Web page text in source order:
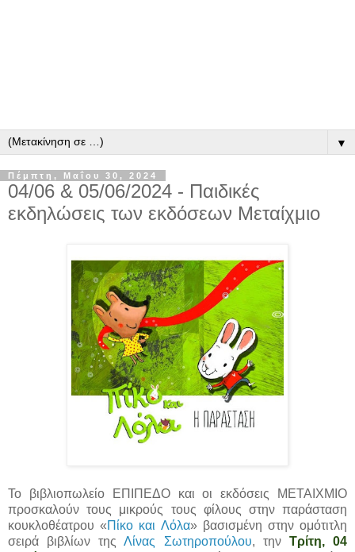
▼
Πέμπτη, Μαΐου 30, 2024
04/06 & 05/06/2024 - Παιδικές
εκδηλώσεις των εκδόσεων Μεταίχμιο
Το βιβλιοπωλείο ΕΠΙΠΕΔΟ και οι εκδόσεις ΜΕΤΑΙΧΜΙΟ
προσκαλούν τους μικρούς τους φίλους στην παράσταση
κουκλοθέατρου «Πίκο και Λόλα» βασισμένη στην ομότιτλη
σειρά βιβλίων τηςΛίνας Σωτηροπούλου, την Τρίτη, 04